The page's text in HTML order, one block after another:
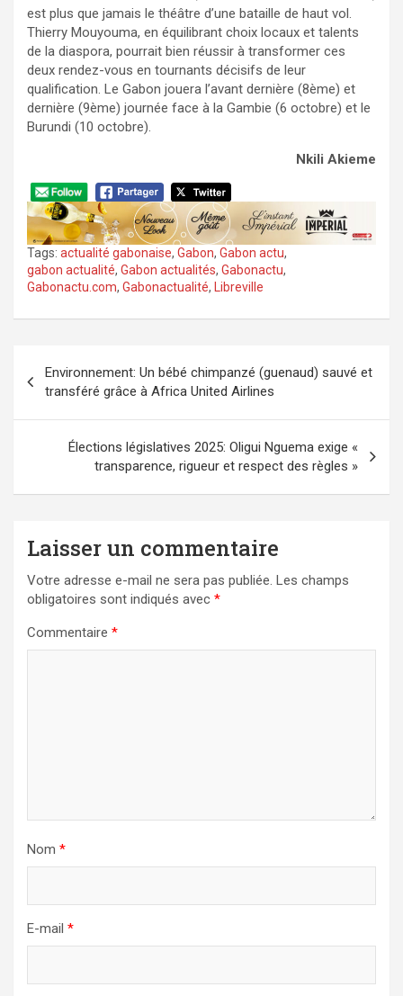
est plus que jamais le théâtre d’une bataille de haut vol.
Thierry Mouyouma, en équilibrant choix locaux et talents
de la diaspora, pourrait bien réussir à transformer ces
deux rendez-vous en tournants décisifs de leur
qualification. Le Gabon jouera l’avant dernière (8ème) et
dernière (9ème) journée face à la Gambie (6 octobre) et le
Burundi (10 octobre).
Nkili Akieme
Tags: actualité gabonaise, Gabon, Gabon actu,
gabon actualité, Gabon actualités, Gabonactu,
Gabonactu.com, Gabonactualité, Libreville
de
l’article
Environnement: Un bébé chimpanzé (guenaud) sauvé et
transféré grâce à Africa United Airlines
Élections législatives 2025: Oligui Nguema exige «
transparence, rigueur et respect des règles »
Laisser un commentaire
Votre adresse e-mail ne sera pas publiée. Les champs
obligatoires sont indiqués avec *
Commentaire *
Nom *
E-mail *